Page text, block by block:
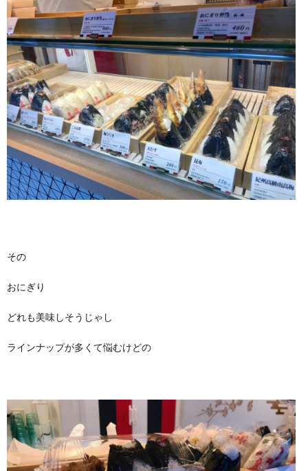
その
おにぎり
どれも美味しそうじゃし
ラインナップが多くて悩むけどの